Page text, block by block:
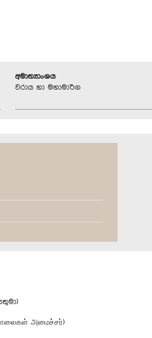
අමාත්‍යාංශය
වරාය හා මහාමාර්ග
அமைச்சர்)